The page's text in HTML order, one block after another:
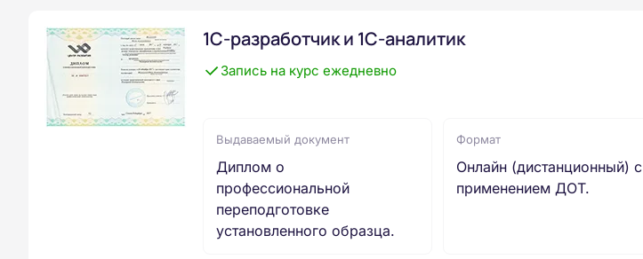
1С-разработчик и 1С-аналитик
Запись на курс ежедневно
Выдаваемый документ
Диплом о
профессиональной
переподготовке
установленного образца.
Формат
Онлайн (дистанционный) с
применением ДОТ.